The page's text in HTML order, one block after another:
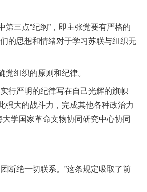
三点“纪纲”，即主张党要有严格的
的思想和情绪对于学习苏联与组织无
组织的原则和纪律。
行严明的纪律写在自己光辉的旗帜
强大的战斗力，完成其他各种政治力
学国家革命文物协同研究中心协同
绝一切联系。”这条规定吸取了前